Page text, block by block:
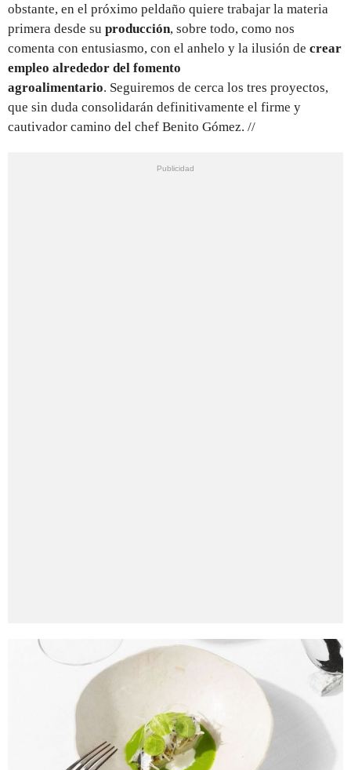
obstante, en el próximo peldaño quiere trabajar la materia
primera desde su producción, sobre todo, como nos
comenta con entusiasmo, con el anhelo y la ilusión de crear
empleo alrededor del fomento
agroalimentario. Seguiremos de cerca los tres proyectos,
que sin duda consolidarán definitivamente el firme y
cautivador camino del chef Benito Gómez. //